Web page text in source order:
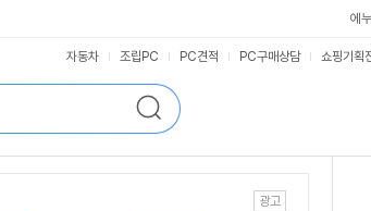
에
검
색
자동차 조립PC PC견적 PC구매상담 쇼핑기획